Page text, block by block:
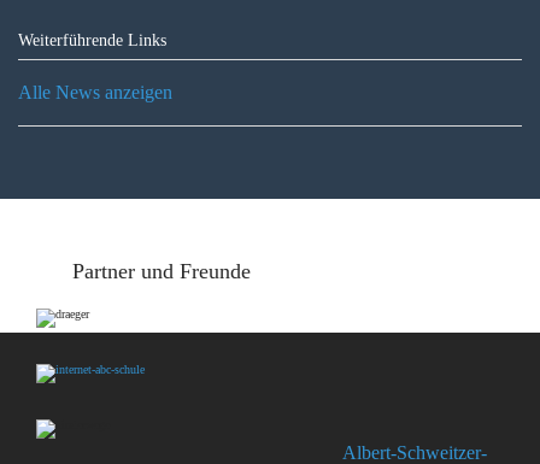
Weiterführende Links
Alle News anzeigen
Partner und Freunde
Albert-Schweitzer-